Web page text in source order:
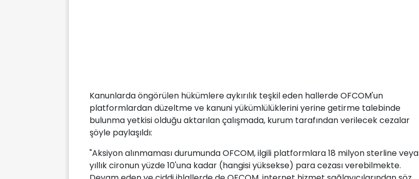
Kanunlarda öngörülen hükümlere aykırılık teşkil eden hallerde OFCOM'un
platformlardan düzeltme ve kanuni yükümlülüklerini yerine getirme talebinde
bulunma yetkisi olduğu aktarılan çalışmada, kurum tarafından verilecek cezalar
şöyle paylaşıldı:
"Aksiyon alınmaması durumunda OFCOM, ilgili platformlara 18 milyon sterline veya
yıllık cironun yüzde 10'una kadar (hangisi yüksekse) para cezası verebilmekte.